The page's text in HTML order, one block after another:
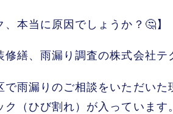
、本当に原因でしょうか？🤔】
修繕、雨漏り調査の株式会社テ
で雨漏りのご相談をいただい
ク（ひび割れ）が入っていま